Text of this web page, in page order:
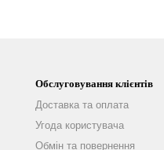
Обслуговування клієнтів
Доставка та оплата
Угода користувача
Обмін та повернення